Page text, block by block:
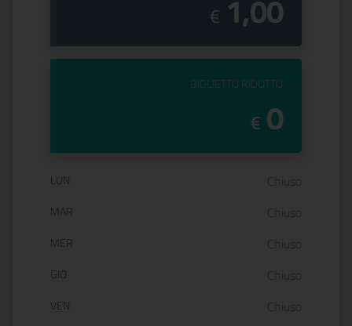
€ 1,00
PREZZO DEL
BIGLIETTO RIDOTTO
€ 0
Orario di apertura:
LUN
MAR
MER
GIO
VEN